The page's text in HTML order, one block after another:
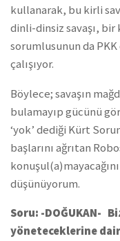
kullanarak, bu kirli
dinli-dinsiz savaşı,
sorumlusunun da
çalışıyor.
Böylece; savaşın
bulamayıp gücünü
‘yok’ dediği Kürt
başlarını ağrıtan
düşünüyorum.
Soru: -DOĞUKAN-
yöneteceklerine